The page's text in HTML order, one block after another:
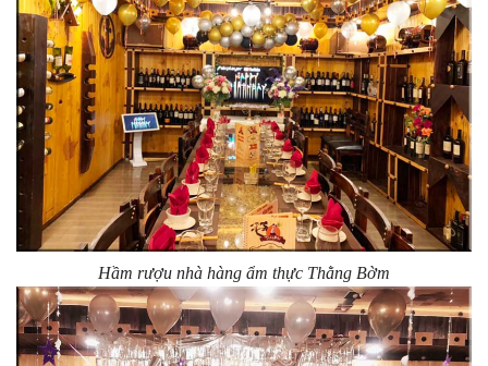
Hầm rượu nhà hàng ẩm thực Thằng Bờm